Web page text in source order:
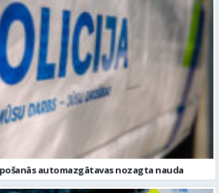
automazgātavas nozagta nauda